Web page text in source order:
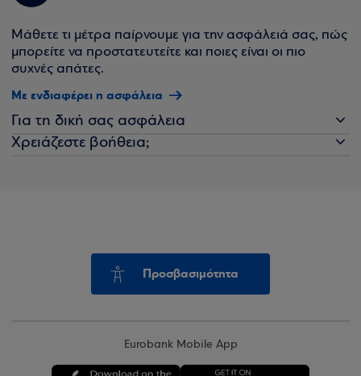
Μάθετε τι μέτρα παίρνουμε για την ασφάλειά σας, πώς
μπορείτε να προστατευτείτε και ποιες είναι οι πιο
συχνές απάτες.
Με ενδιαφέρει η ασφάλεια
Για τη δική σας ασφάλεια
Χρειάζεστε βοήθεια;
Προσβασιμότητα
Eurobank Mobile App